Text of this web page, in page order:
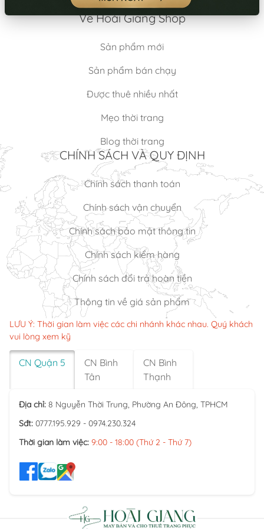
Về Hoài Giang Shop
Sản phẩm mới
Sản phẩm bán chạy
Được thuê nhiều nhất
Mẹo thời trang
Blog thời trang
CHÍNH SÁCH VÀ QUY ĐỊNH
Chính sách thanh toán
Chính sách vận chuyển
Chính sách bảo mật thông tin
Chính sách kiểm hàng
Chính sách đổi trả hoàn tiền
Thông tin về giá sản phẩm
LƯU Ý: Thời gian làm việc các chi nhánh khác nhau. Quý khách
vui lòng xem kỹ
CN Quận 5
CN Bình
Tân
CN Bình
Thạnh
Địa chỉ: 8 Nguyễn Thời Trung, Phường An Đông, TPHCM
Sđt: 0777.195.929 - 0974.230.324
Thời gian làm việc: 9:00 - 18:00 (Thứ 2 - Thứ 7)